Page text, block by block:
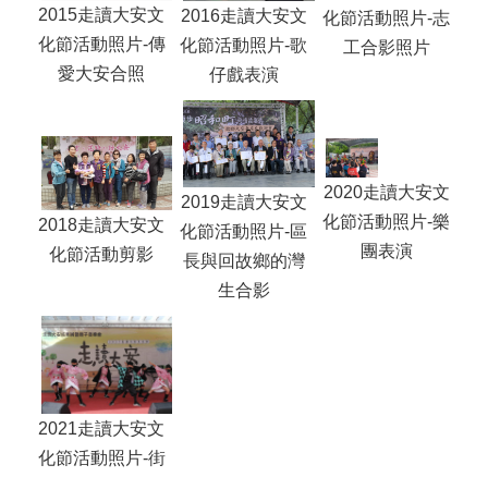
2015走讀大安文
化節活動照片-傳
愛大安合照
2016走讀大安文
化節活動照片-歌
仔戲表演
化節活動照片-志
工合影照片
2018走讀大安文
化節活動剪影
2019走讀大安文
化節活動照片-區
長與回故鄉的灣
生合影
2020走讀大安文
化節活動照片-樂
團表演
2021走讀大安文
化節活動照片-街